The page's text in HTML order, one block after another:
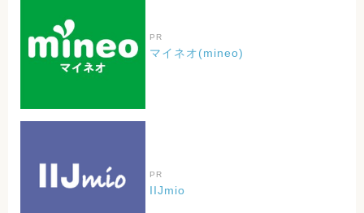
PR
マイネオ(mineo)
PR
IIJmio